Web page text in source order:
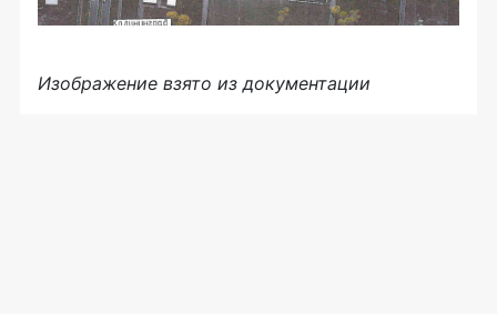
Изображение взято из документации